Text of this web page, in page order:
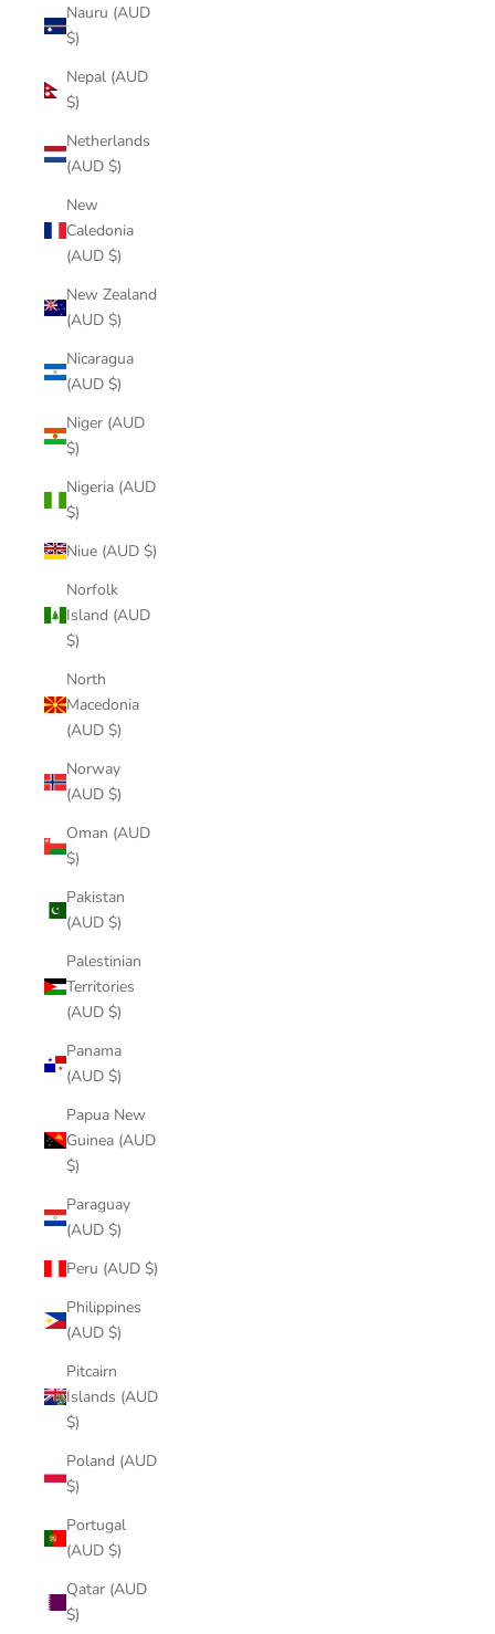
Nauru (AUD
$)
Nepal (AUD
$)
Netherlands
(AUD $)
New
Caledonia
(AUD $)
New Zealand
(AUD $)
Nicaragua
(AUD $)
Niger (AUD
$)
Nigeria (AUD
$)
Niue (AUD $)
Norfolk
Island (AUD
$)
North
Macedonia
(AUD $)
Norway
(AUD $)
Oman (AUD
$)
Pakistan
(AUD $)
Palestinian
Territories
(AUD $)
Panama
(AUD $)
Papua New
Guinea (AUD
$)
Paraguay
(AUD $)
Peru (AUD $)
Philippines
(AUD $)
Pitcairn
Islands (AUD
$)
Poland (AUD
$)
Portugal
(AUD $)
Qatar (AUD
$)